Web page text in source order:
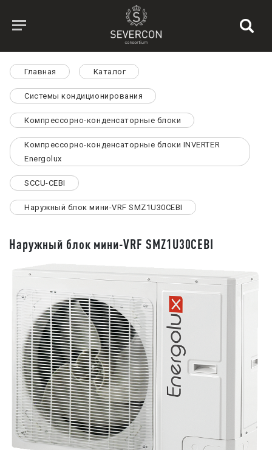
Главная Каталог
Системы кондиционирования
Компрессорно-конденсаторные блоки
Компрессорно-конденсаторные блоки INVERTER
Energolux
SCCU-CEBI
Наружный блок мини-VRF SMZ1U30CEBI
Наружный блок мини-VRF SMZ1U30CEBI